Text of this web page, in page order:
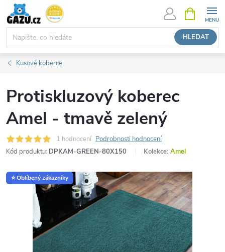
Přejít
obsah
HLEDAT
NÁKUPNÍ
KOŠÍK
Kusové koberce
Protiskluzový koberec
Amel - tmavě zelený
1 hodnocení Podrobnosti hodnocení
Kód produktu: DPKAM-GREEN-80X150 Kolekce: Amel
⭐ Oblíbený zákazníky